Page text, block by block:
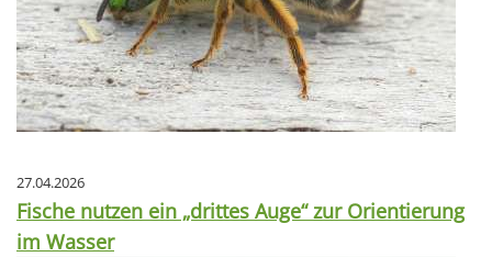
27.04.2026
Fische nutzen ein „drittes Auge“ zur Orientierung
im Wasser